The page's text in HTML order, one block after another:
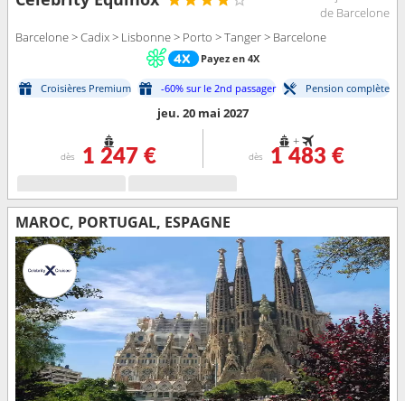
de Barcelone
Barcelone > Cadix > Lisbonne > Porto > Tanger > Barcelone
Payez en 4X
Croisières Premium -60% sur le 2nd passager Pension complète
jeu. 20 mai 2027
dès 1 247 €
+
dès 1 483 €
MAROC, PORTUGAL, ESPAGNE